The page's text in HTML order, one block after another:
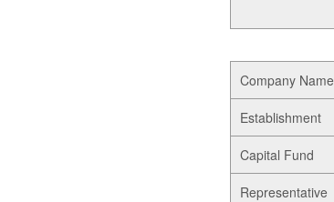
Company Name
Establishment
Capital Fund
Representative